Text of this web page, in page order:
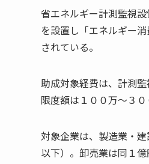
省エネルギー計測監視
を設置し「エネルギー
されている。
助成対象経費は、計測
限度額は１００万～３
対象企業は、製造業・
以下）。卸売業は同１